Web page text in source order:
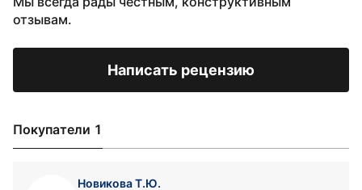
отзывам.
Написать рецензию
Покупатели 1
Новикова Т.Ю.